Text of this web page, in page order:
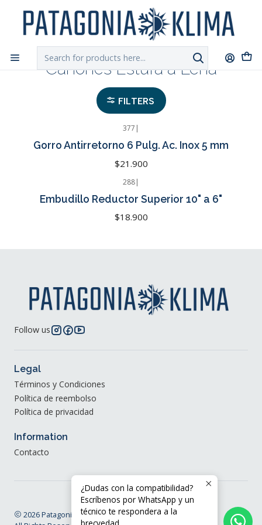
Chilexpress
Home Cañones Estufa a Leña
Cañones Estufa a Leña
FILTERS
Cotizar
377 |
Gorro Antirretorno 6 Pulg. Ac. Inox 5 mm
$21.900
Cotizar
288|
Embudillo Reductor Superior 10" a 6"
$18.900
Follow us
Legal
Términos y Condiciones
Política de reembolso
Política de privacidad
Information
Contacto
2026 Patagonia Klima®.
¿Dudas con la compatibilidad?
Escríbenos por WhatsApp y un
técnico te respondera a la